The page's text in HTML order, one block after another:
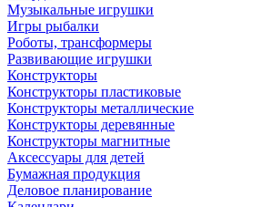
Музыкальные игрушки
Игры рыбалки
Роботы, трансформеры
Развивающие игрушки
Конструкторы
Конструкторы пластиковые
Конструкторы металлические
Конструкторы деревянные
Конструкторы магнитные
Аксессуары для детей
Бумажная продукция
Деловое планирование